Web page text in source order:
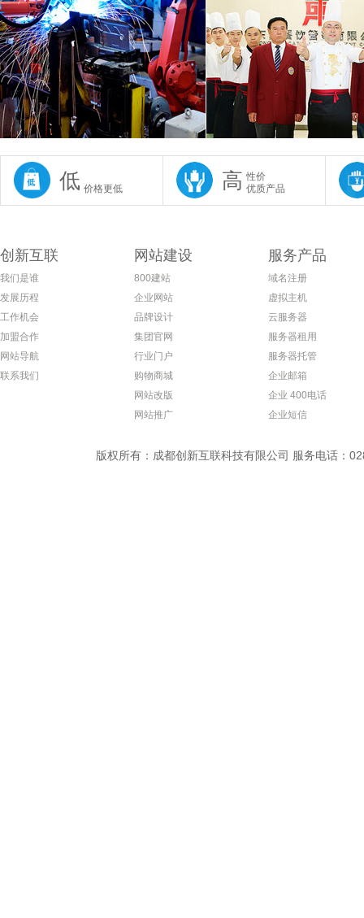
低 价格更低 高 性价
优质产品
创新互联
我们是谁
发展历程
工作机会
加盟合作
网站导航
联系我们
网站建设
800建站
企业网站
品牌设计
集团官网
行业门户
购物商城
网站改版
网站推广
服务产品
域名注册
虚拟主机
云服务器
服务器租用
服务器托管
企业邮箱
企业 400电话
企业短信
版权所有：成都创新互联科技有限公司 服务电话：